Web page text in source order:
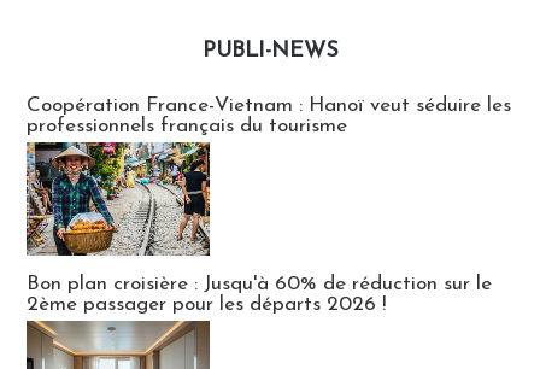
PUBLI-NEWS
Coopération France-Vietnam : Hanoï veut séduire les
professionnels français du tourisme
Bon plan croisière : Jusqu'à 60% de réduction sur le
2ème passager pour les départs 2026 !